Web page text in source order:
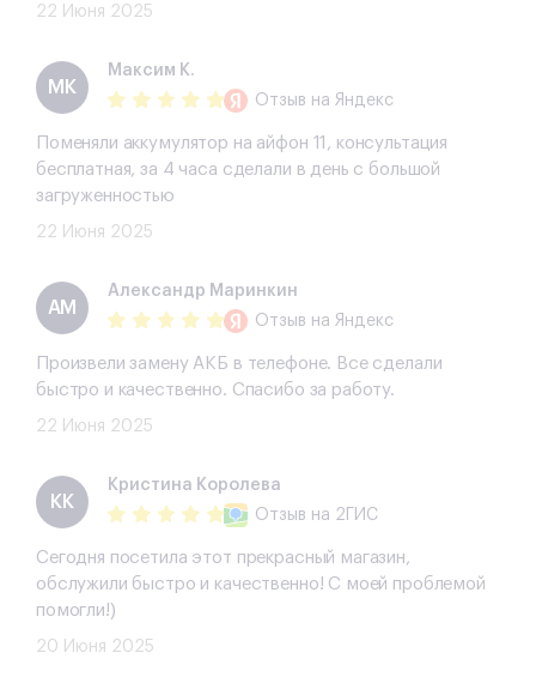
22 Июня 2025
МК
Максим К.
Отзыв на Яндекс
Поменяли аккумулятор на айфон 11, консультация
бесплатная, за 4 часа сделали в день с большой
загруженностью
22 Июня 2025
АМ
Александр Маринкин
Отзыв на Яндекс
Произвели замену АКБ в телефоне. Все сделали
быстро и качественно. Спасибо за работу.
22 Июня 2025
​КК
​Кристина Королева
Отзыв на 2ГИС
Сегодня посетила этот прекрасный магазин,
обслужили быстро и качественно! С моей проблемой
помогли!)
20 Июня 2025